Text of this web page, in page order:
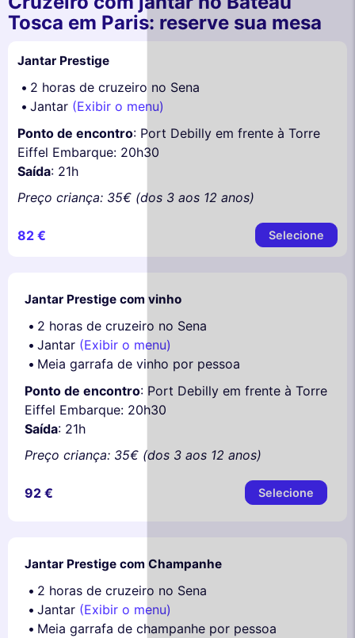
Tosca em Paris: reserve sua mesa
Jantar Prestige
2 horas de cruzeiro no Sena
Jantar (Exibir o menu)
Ponto de encontro: Port Debilly em frente à Torre
Eiffel Embarque: 20h30
Saída: 21h
Preço criança: 35€ (dos 3 aos 12 anos)
82 € Selecione
Jantar Prestige com vinho
2 horas de cruzeiro no Sena
Jantar (Exibir o menu)
Meia garrafa de vinho por pessoa
Ponto de encontro: Port Debilly em frente à Torre
Eiffel Embarque: 20h30
Saída: 21h
Preço criança: 35€ (dos 3 aos 12 anos)
92 € Selecione
Jantar Prestige com Champanhe
2 horas de cruzeiro no Sena
Jantar (Exibir o menu)
Meia garrafa de champanhe por pessoa